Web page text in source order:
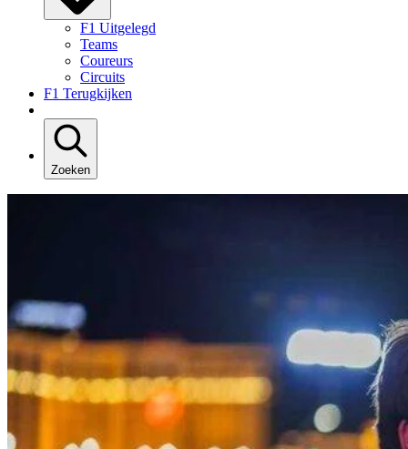
F1 Uitgelegd
Teams
Coureurs
Circuits
F1 Terugkijken
Zoeken